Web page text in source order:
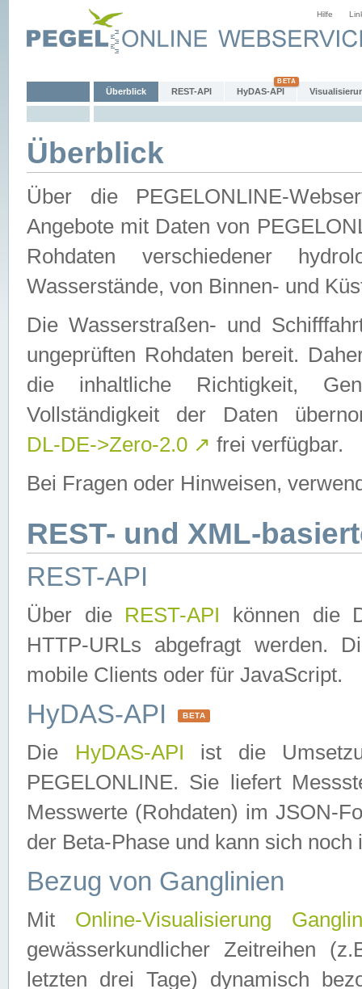
Hilfe
Überblick REST-API HyDAS-API
Überblick
Über die PEGELONLINE-
Angebote mit Daten von
Rohdaten verschiedener
Wasserstände, von Binnen- und
Die Wasserstraßen- und
ungeprüften Rohdaten bereit.
die inhaltliche Richtigkeit,
Vollständigkeit der Daten
DL-DE->Zero-2.0 ↗ frei verfügbar.
Bei Fragen oder Hinweisen,
REST- und XML-
REST-API
Über die REST-API können die
HTTP-URLs abgefragt werden.
mobile Clients oder für JavaScript.
HyDAS-API BETA
Die HyDAS-API ist die
PEGELONLINE. Sie liefert
Messwerte (Rohdaten) im JSON-
der Beta-Phase und kann sich noch
Bezug von Ganglinien
Mit Online-Visualisierung
gewässerkundlicher Zeitreihen
letzten drei Tage) dynamisch